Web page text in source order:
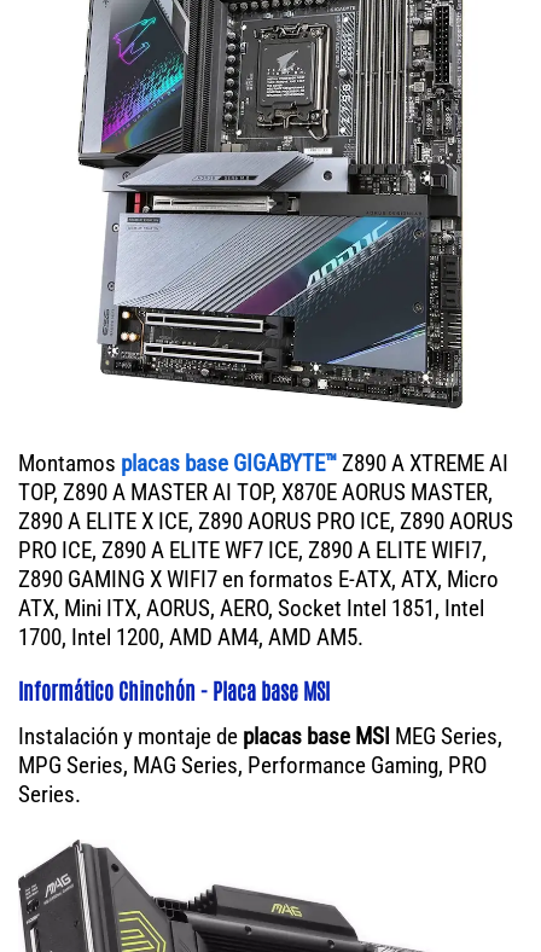
Montamos placas base GIGABYTE™Z890 A XTREME AI
TOP, Z890 A MASTER AI TOP, X870E AORUS MASTER,
Z890 A ELITE X ICE, Z890 AORUS PRO ICE, Z890 AORUS
PRO ICE, Z890 A ELITE WF7 ICE, Z890 A ELITE WIFI7,
Z890 GAMING X WIFI7 en formatos E-ATX, ATX, Micro
ATX, Mini ITX, AORUS, AERO, Socket Intel 1851, Intel
1700, Intel 1200, AMD AM4, AMD AM5.
Informático Chinchón - Placa base MSI
Instalación y montaje de placas base MSI MEG Series,
MPG Series, MAG Series, Performance Gaming, PRO
Series.